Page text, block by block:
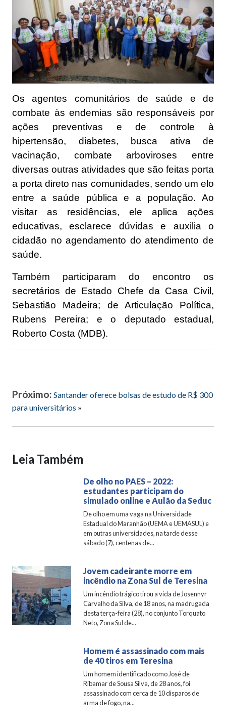
Os agentes comunitários de saúde e de
combate às endemias são responsáveis por
ações preventivas e de controle à
hipertensão, diabetes, busca ativa de
vacinação, combate arboviroses entre
diversas outras atividades que são feitas porta
a porta direto nas comunidades, sendo um elo
entre a saúde pública e a população. Ao
visitar as residências, ele aplica ações
educativas, esclarece dúvidas e auxilia o
cidadão no agendamento do atendimento de
saúde.
Também participaram do encontro os
secretários de Estado Chefe da Casa Civil,
Sebastião Madeira; de Articulação Política,
Rubens Pereira; e o deputado estadual,
Roberto Costa (MDB).
Próximo: Santander oferece bolsas de estudo de R$ 300
para universitários »
Leia Também
De olho no PAES – 2022:
estudantes participam do
simulado online e Aulão da Seduc
De olho em uma vaga na Universidade
Estadual do Maranhão (UEMA e UEMASUL) e
em outras universidades, na tarde desse
sábado (7), centenas de...
Jovem cadeirante morre em
incêndio na Zona Sul de Teresina
Um incêndio trágico tirou a vida de Josennyr
Carvalho da Silva, de 18 anos, na madrugada
desta terça-feira (28), no conjunto Torquato
Neto, Zona Sul de...
Homem é assassinado com mais
de 40 tiros em Teresina
Um homem identificado como José de
Ribamar de Sousa Silva, de 28 anos, foi
assassinado com cerca de 10 disparos de
arma de fogo, na...